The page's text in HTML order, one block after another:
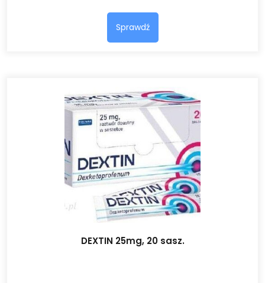
Sprawdź
DEXTIN 25mg, 20 sasz.